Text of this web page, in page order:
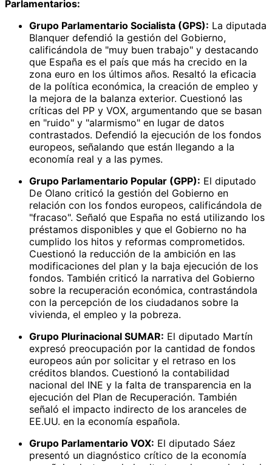
Parlamentarios:
Grupo Parlamentario Socialista (GPS): La diputada
Blanquer defendió la gestión del Gobierno,
calificándola de "muy buen trabajo" y destacando
que España es el país que más ha crecido en la
zona euro en los últimos años. Resaltó la eficacia
de la política económica, la creación de empleo y
la mejora de la balanza exterior. Cuestionó las
críticas del PP y VOX, argumentando que se basan
en "ruido" y "alarmismo" en lugar de datos
contrastados. Defendió la ejecución de los fondos
europeos, señalando que están llegando a la
economía real y a las pymes.
Grupo Parlamentario Popular (GPP): El diputado
De Olano criticó la gestión del Gobierno en
relación con los fondos europeos, calificándola de
"fracaso". Señaló que España no está utilizando los
préstamos disponibles y que el Gobierno no ha
cumplido los hitos y reformas comprometidos.
Cuestionó la reducción de la ambición en las
modificaciones del plan y la baja ejecución de los
fondos. También criticó la narrativa del Gobierno
sobre la recuperación económica, contrastándola
con la percepción de los ciudadanos sobre la
vivienda, el empleo y la pobreza.
Grupo Plurinacional SUMAR: El diputado Martín
expresó preocupación por la cantidad de fondos
europeos aún por solicitar y el retraso en los
créditos blandos. Cuestionó la contabilidad
nacional del INE y la falta de transparencia en la
ejecución del Plan de Recuperación. También
señaló el impacto indirecto de los aranceles de
EE.UU. en la economía española.
Grupo Parlamentario VOX: El diputado Sáez
presentó un diagnóstico crítico de la economía